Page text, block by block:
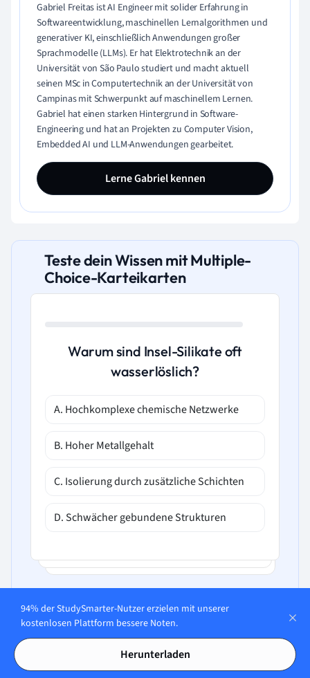
Gabriel Freitas ist AI Engineer mit solider Erfahrung in
Softwareentwicklung, maschinellen Lernalgorithmen und
generativer KI, einschließlich Anwendungen großer
Sprachmodelle (LLMs). Er hat Elektrotechnik an der
Universität von São Paulo studiert und macht aktuell
seinen MSc in Computertechnik an der Universität von
Campinas mit Schwerpunkt auf maschinellem Lernen.
Gabriel hat einen starken Hintergrund in Software-
Engineering und hat an Projekten zu Computer Vision,
Embedded AI und LLM-Anwendungen gearbeitet.
Lerne Gabriel kennen
Teste dein Wissen mit Multiple-
Choice-Karteikarten
Warum sind Insel-Silikate oft
wasserlöslich?
A. Hochkomplexe chemische Netzwerke
B. Hoher Metallgehalt
C. Isolierung durch zusätzliche Schichten
D. Schwächer gebundene Strukturen
94% der StudySmarter-Nutzer erzielen mit unserer
kostenlosen Plattform bessere Noten.
Herunterladen